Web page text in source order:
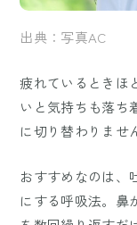
出典：写真AC
疲れているときほ
いと気持ちも落ち
に切り替わりませ
おすすめなのは、
にする呼吸法。鼻